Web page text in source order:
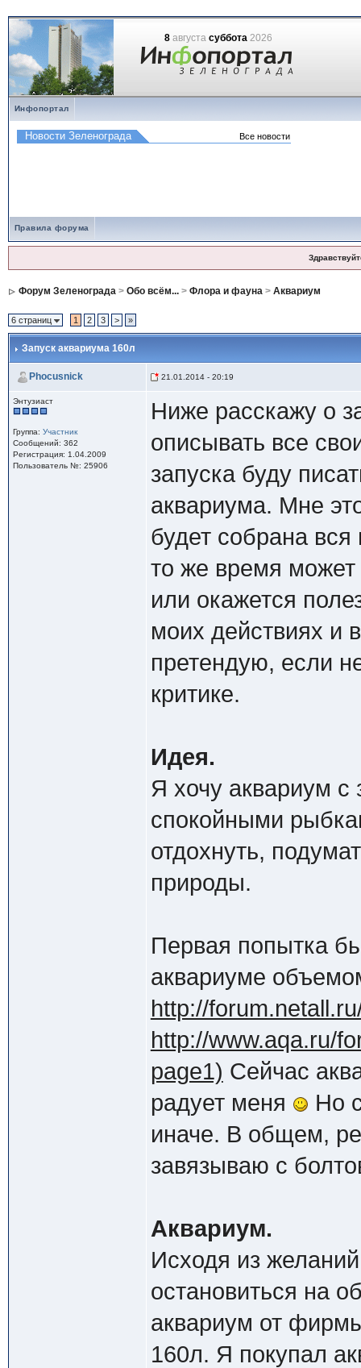
8августа суббота2026
Инфопортал
Правила форума
Форум Зеленограда> Обо всём...> Флора и фауна> Аквариум
6 страниц 1 2 3 > »
Запуск аквариума 160л
Phocusnick 21.01.2014 - 20:19
Энтузиаст
Группа: Участник
Сообщений: 362
Регистрация: 1.04.2009
Пользователь №: 25906
Ниже расскажу о
описывать все
запуска буду
аквариума. Мне
будет собрана
то же время может
или окажется
моих действиях и
претендую, если
критике.
Идея.
Я хочу аквариум
спокойными
отдохнуть,
природы.
Первая попытка
аквариуме
http://
http://www.aqa.ru/
page1) Сейчас
радует меня
Но
иначе. В общем,
завязываю с
Аквариум.
Исходя из
остановиться на
аквариум от
160л. Я покупал